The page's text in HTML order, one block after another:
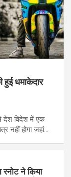
हुई धमाकेदार
देश विदेश में एक
नहीं होगा जहां…
रनोट ने किया